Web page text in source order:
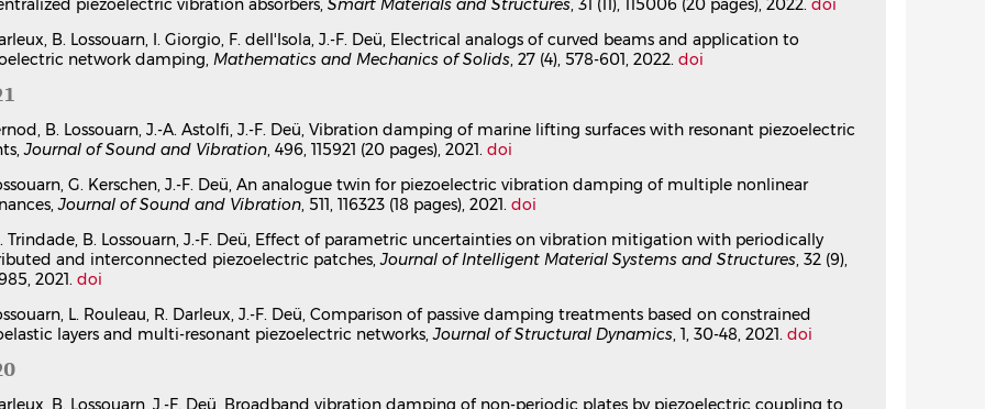
Article dans une revue hal-03427357v1
Boris Lossouarn
Journal of Sound and Vibration, 2021, 511, pp.116323.
⟨10.1016/j.jsv.2021.116323⟩
Article dans une revue hal-03445568v1
Comparison of passive damping treatments based on constrained viscoelastic layers and multi-
resonant piezoelectric networks
Jean-François Deü
Journal of Structural Dynamics, 2021,⟨10.25518/2684-6500.63⟩
Article dans une revue hal-03445574v1
Vibration damping of marine lifting surfaces with resonant piezoelectric shunts
Laetitia Pernod,Boris Lossouarn, Jacques-André Astolfi,Jean-François Deü
Journal of Sound and Vibration, 2021, 496, pp.115921.⟨10.1016/j.jsv.2020.115921⟩
piezoelectric vibration absorbers, Smart Materials and Structures, 31 (11), 115006 (20 pages), 2022. doi
B. Lossouarn, I. Giorgio, F. dell'Isola, J.-F. Deü, Electrical analogs of curved beams and application to
network damping, Mathematics and Mechanics of Solids, 27 (4), 578-601, 2022. doi
B. Lossouarn, J.-A. Astolfi, J.-F. Deü, Vibration damping of marine lifting surfaces with resonant piezoelectric
Journal of Sound and Vibration, 496, 115921 (20 pages), 2021. doi
G. Kerschen, J.-F. Deü, An analogue twin for piezoelectric vibration damping of multiple nonlinear
Journal of Sound and Vibration, 511, 116323 (18 pages), 2021. doi
Trindade, B. Lossouarn, J.-F. Deü, Effect of parametric uncertainties on vibration mitigation with periodically
and interconnected piezoelectric patches,Journal of Intelligent Material Systems and Structures, 32 (9),
2021. doi
L. Rouleau, R. Darleux, J.-F. Deü, Comparison of passive damping treatments based on constrained
layers and multi-resonant piezoelectric networks,Journal of Structural Dynamics, 1, 30-48, 2021. doi
B. Lossouarn, J.-F. Deü, Broadband vibration damping of non-periodic plates by piezoelectric coupling to